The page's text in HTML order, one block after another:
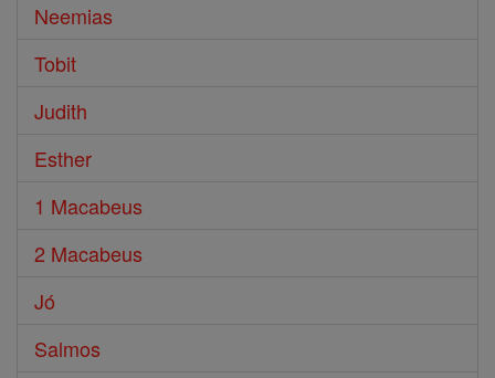
Neemias
Tobit
Judith
Esther
1 Macabeus
2 Macabeus
Jó
Salmos